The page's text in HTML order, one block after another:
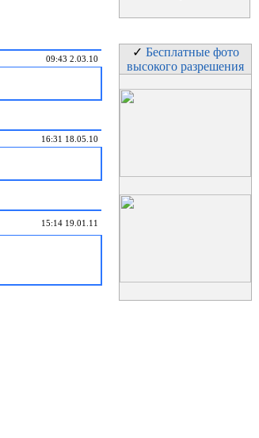
09:43 2.03.10
16:31 18.05.10
15:14 19.01.11
✓ Бесплатные фото
высокого разрешения